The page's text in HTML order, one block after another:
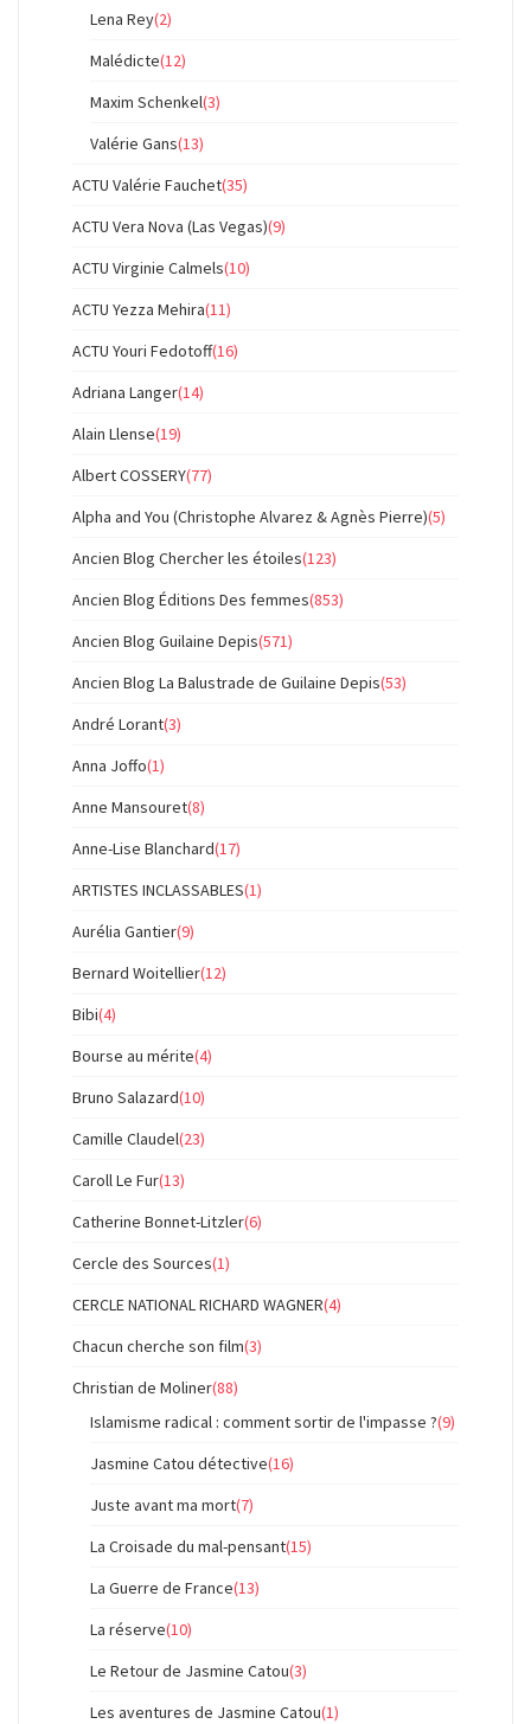
Lena Rey(2)
Malédicte(12)
Maxim Schenkel(3)
Valérie Gans(13)
ACTU Valérie Fauchet(35)
ACTU Vera Nova (Las Vegas)(9)
ACTU Virginie Calmels(10)
ACTU Yezza Mehira(11)
ACTU Youri Fedotoff(16)
Adriana Langer(14)
Alain Llense(19)
Albert COSSERY(77)
Alpha and You (Christophe Alvarez & Agnès Pierre)(5)
Ancien Blog Chercher les étoiles(123)
Ancien Blog Éditions Des femmes(853)
Ancien Blog Guilaine Depis(571)
Ancien Blog La Balustrade de Guilaine Depis(53)
André Lorant(3)
Anna Joffo(1)
Anne Mansouret(8)
Anne-Lise Blanchard(17)
ARTISTES INCLASSABLES(1)
Aurélia Gantier(9)
Bernard Woitellier(12)
Bibi(4)
Bourse au mérite(4)
Bruno Salazard(10)
Camille Claudel(23)
Caroll Le Fur(13)
Catherine Bonnet-Litzler(6)
Cercle des Sources(1)
CERCLE NATIONAL RICHARD WAGNER(4)
Chacun cherche son film(3)
Christian de Moliner(88)
Islamisme radical : comment sortir de l'impasse ?(9)
Jasmine Catou détective(16)
Juste avant ma mort(7)
La Croisade du mal-pensant(15)
La Guerre de France(13)
La réserve(10)
Le Retour de Jasmine Catou(3)
Les aventures de Jasmine Catou(1)